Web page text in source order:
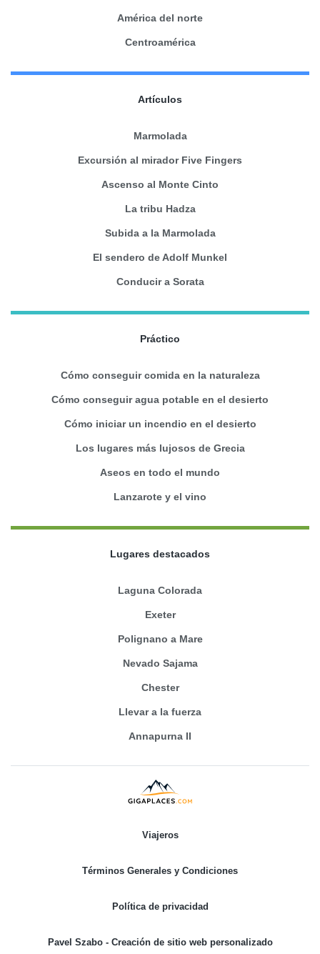
América del norte
Centroamérica
Artículos
Marmolada
Excursión al mirador Five Fingers
Ascenso al Monte Cinto
La tribu Hadza
Subida a la Marmolada
El sendero de Adolf Munkel
Conducir a Sorata
Práctico
Cómo conseguir comida en la naturaleza
Cómo conseguir agua potable en el desierto
Cómo iniciar un incendio en el desierto
Los lugares más lujosos de Grecia
Aseos en todo el mundo
Lanzarote y el vino
Lugares destacados
Laguna Colorada
Exeter
Polignano a Mare
Nevado Sajama
Chester
Llevar a la fuerza
Annapurna II
Viajeros
Términos Generales y Condiciones
Política de privacidad
Pavel Szabo - Creación de sitio web personalizado